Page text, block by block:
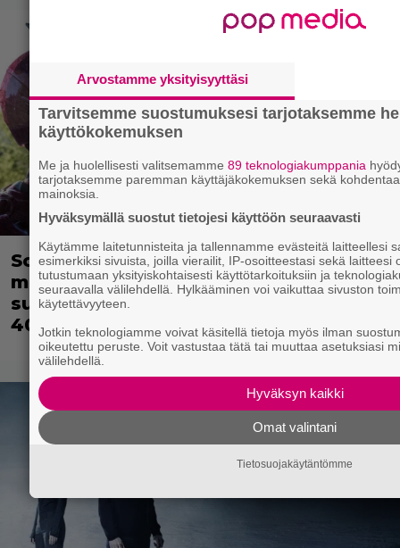
Scifihetki: Ilmaiskatselussa 100
miljoonan dollarin
supersankarielokuva – sai Suomessa
4017 katsojaa
Arvostamme yksityisyyttäsi
Tarvitsemme suostumuksesi tarjotaksemme
käyttökokemuksen
Me ja huolellisesti valitsemamme 89 teknologiakumppania
tarjotaksemme paremman käyttäjäkokemuksen sekä
mainoksia.
Hyväksymällä suostut tietojesi käyttöön seuraavasti
Käytämme laitetunnisteita ja tallennamme evästeitä laitteellesi
esimerkiksi sivuista, joilla vierailit, IP-osoitteestasi sekä laitteesi
tutustumaan yksityiskohtaisesti käyttötarkoituksiin ja
seuraavalla välilehdellä. Hylkääminen voi vaikuttaa sivuston
käytettävyyteen.
Jotkin teknologiamme voivat käsitellä tietoja myös ilman
oikeutettu peruste. Voit vastustaa tätä tai muuttaa asetuksiasi
välilehdellä.
Hyväksyn kaikki
Omat valintani
Tietosuojakäytäntömme